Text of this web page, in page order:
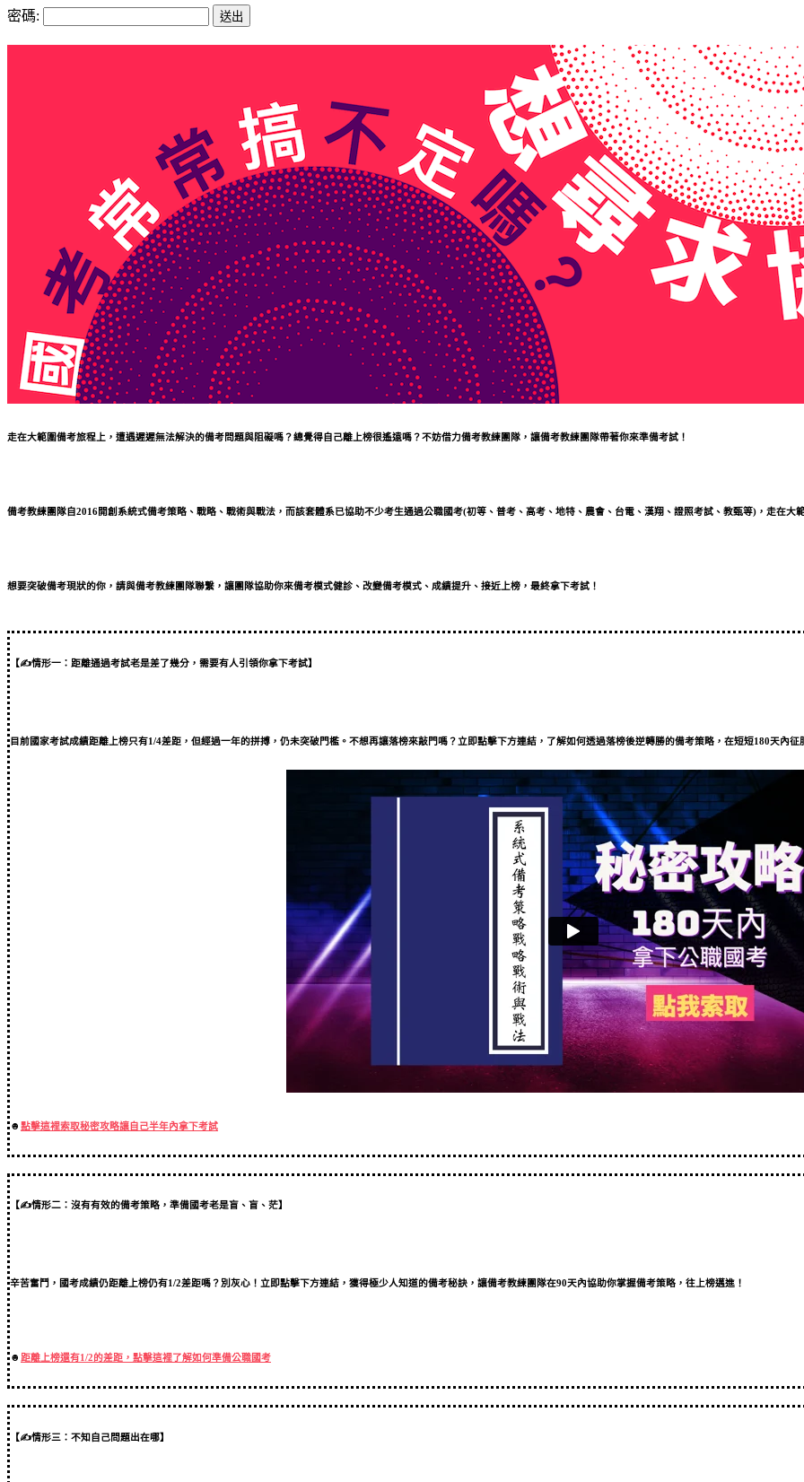
密碼:
走在大範圍備考旅程上， 遭遇遲遲無法解決的備考問題與阻礙嗎？總覺得自己離上榜很遙遠嗎？不妨借力備考教練團隊，讓備考教練團隊帶著你來準備考試！
備考教練團隊自2016開創系統式備考策略、戰略、戰術與戰法，而該套體系已協助不少考生通過公職國考(初等、普考、高考、地特、農會、台電、漢翔、證照考試、教甄等)，走在大
想要突破備考現狀的你，請與備考教練團隊聯繫，讓團隊協助你來備考模式健診、改變備考模式、成績提升、接近上榜，最終拿下考試！
【✍情形一：距離通過考試老是差了幾分，需要有人引領你拿下考試】
目前國家考試成績距離上榜只有1/4差距，但經過一年的拼搏，仍未突破門檻。不想再讓落榜來敲門嗎？立即點擊下方連結，了解如何透過落榜後逆轉勝的備考策略，在短短180天內征
☻ 點擊這裡索取秘密攻略讓自己半年內拿下考試
【✍情形二：沒有有效的備考策略，準備國考老是盲、盲、茫】
辛苦奮鬥，國考成績仍距離上榜仍有1/2差距嗎？別灰心！立即點擊下方連結，獲得極少人知道的備考秘訣，讓備考教練團隊在90天內協助你掌握備考策略，往上榜邁進！
☻ 距離上榜還有1/2的差距，點擊這裡了解如何準備公職國考
【✍情形三：不知自己問題出在哪】